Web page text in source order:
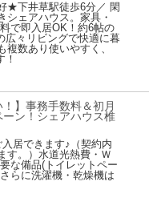
★下井草駅徒歩6分／ 閑
シェアハウス。家具・
で即入居OK！約6帖の
広々リビングで快適に暮
複数あり使いやすく、
！】事務手数料＆初月
ン！シェアハウス椎
居できます♪（契約内
す。）水道光熱費・Ｗ
な備品(トイレットペー
らに洗濯機・乾燥機は